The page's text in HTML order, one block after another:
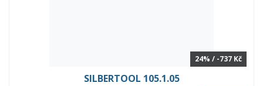
24% / -737 Kč
SILBERTOOL 105.1.05